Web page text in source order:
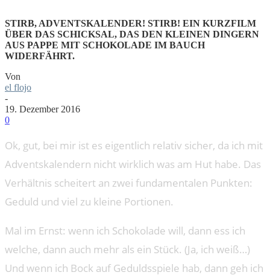
STIRB, ADVENTSKALENDER! STIRB! EIN KURZFILM
ÜBER DAS SCHICKSAL, DAS DEN KLEINEN DINGERN
AUS PAPPE MIT SCHOKOLADE IM BAUCH
WIDERFÄHRT.
Von
el flojo
-
19. Dezember 2016
0
Ok, gut, bei mir ist es eigentlich relativ sicher, da ich mit
Adventskalendern nicht wirklich was am Hut habe. Das
Verhältnis scheitert an zwei fundamentalen Punkten:
Geduld und viel zu kleine Portionen.
Mal im Ernst: wenn ich Schokolade will, dann ess ich
welche, dann auch mehr als ein Stück. (Ja, ich weiß…)
Und wenn ich Bock auf Geduldsspiele hab, dann geh ich